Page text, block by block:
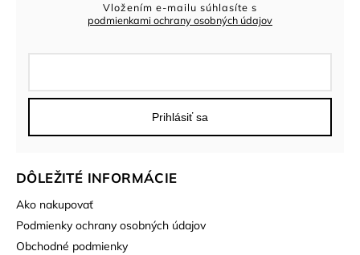
DÔLEŽITÉ INFORMÁCIE
Ako nakupovať
Podmienky ochrany osobných údajov
Obchodné podmienky
Vložením e-mailu súhlasíte s
podmienkami ochrany osobných údajov
Prihlásiť sa